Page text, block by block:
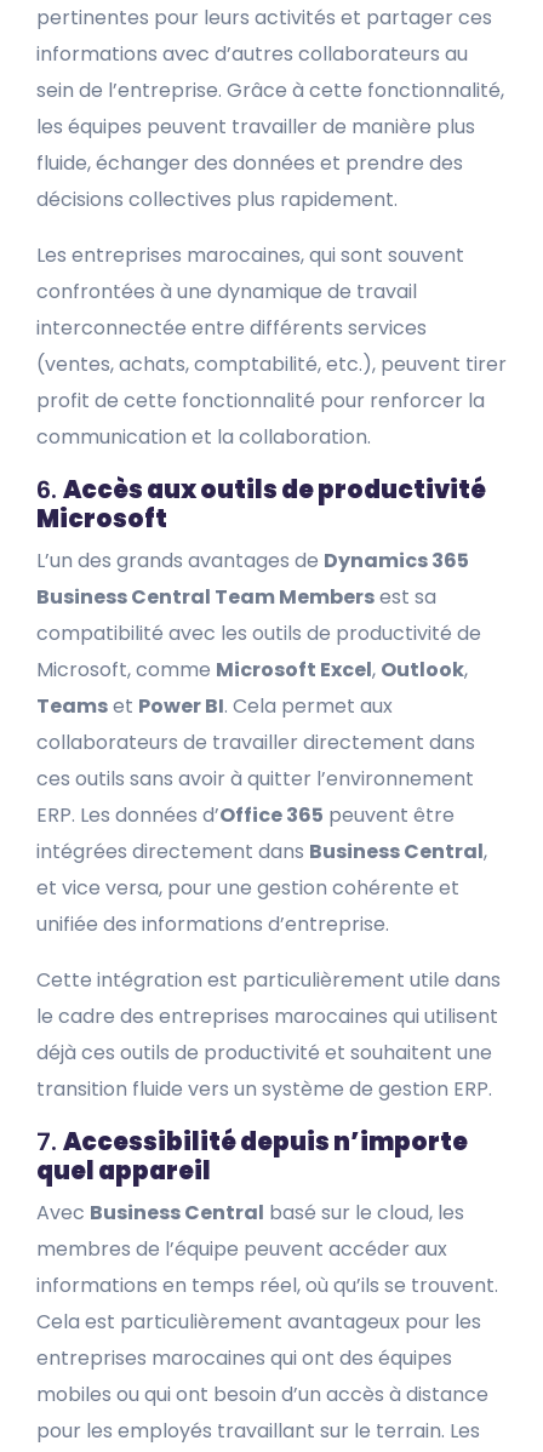
pertinentes pour leurs activités et partager ces
informations avec d’autres collaborateurs au
sein de l’entreprise. Grâce à cette fonctionnalité,
les équipes peuvent travailler de manière plus
fluide, échanger des données et prendre des
décisions collectives plus rapidement.
Les entreprises marocaines, qui sont souvent
confrontées à une dynamique de travail
interconnectée entre différents services
(ventes, achats, comptabilité, etc.), peuvent tirer
profit de cette fonctionnalité pour renforcer la
communication et la collaboration.
6. Accès aux outils de productivité
Microsoft
L’un des grands avantages de Dynamics 365
Business Central Team Membersest sa
compatibilité avec les outils de productivité de
Microsoft, comme Microsoft Excel, Outlook,
Teamset Power BI. Cela permet aux
collaborateurs de travailler directement dans
ces outils sans avoir à quitter l’environnement
ERP. Les données d’Office 365 peuvent être
intégrées directement dans Business Central,
et vice versa, pour une gestion cohérente et
unifiée des informations d’entreprise.
Cette intégration est particulièrement utile dans
le cadre des entreprises marocaines qui utilisent
déjà ces outils de productivité et souhaitent une
transition fluide vers un système de gestion ERP.
7. Accessibilité depuis n’importe
quel appareil
Avec Business Central basé sur le cloud, les
membres de l’équipe peuvent accéder aux
informations en temps réel, où qu’ils se trouvent.
Cela est particulièrement avantageux pour les
entreprises marocaines qui ont des équipes
mobiles ou qui ont besoin d’un accès à distance
pour les employés travaillant sur le terrain. Les